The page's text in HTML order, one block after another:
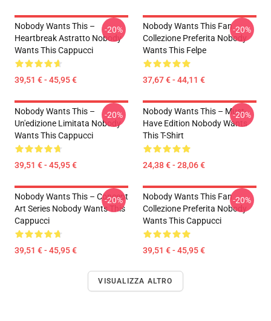
Nobody Wants This –
Heartbreak Astratto Nobody
Wants This Cappucci
39,51 € - 45,95 €
-20%
Nobody Wants This Fan
Collezione Preferita Nobody
Wants This Felpe
37,67 € - 44,11 €
-20%
Nobody Wants This –
Un'edizione Limitata Nobody
Wants This Cappucci
39,51 € - 45,95 €
-20%
Nobody Wants This – Must-
Have Edition Nobody Wants
This T-Shirt
24,38 € - 28,06 €
-20%
Nobody Wants This – Concept
Art Series Nobody Wants This
Cappucci
39,51 € - 45,95 €
-20%
Nobody Wants This Fan
Collezione Preferita Nobody
Wants This Cappucci
39,51 € - 45,95 €
-20%
VISUALIZZA ALTRO